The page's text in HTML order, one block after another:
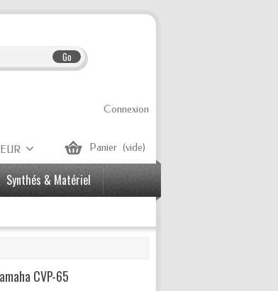
Go
Connexion
Panier (vide)
EUR
Synthés & Matériel
CVP-65